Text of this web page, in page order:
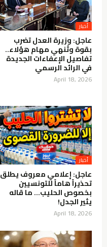
عاجل: وزيرة العدل تضرب
بقوة وتُنهي مهام هؤلاء..
تفاصيل الإعفاءات الجديدة
في الرائد الرسمي
April 18, 2026
عاجل: إعلامي معروف يطلق
تحذيراً هاماً للتونسيين
بخصوص الحليب… ما قاله
يثير الجدل!
April 18, 2026